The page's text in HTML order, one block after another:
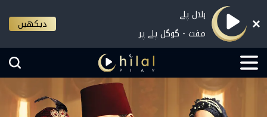
ہلال پلے
مفت - گوگل پلے پر
دیکھیں